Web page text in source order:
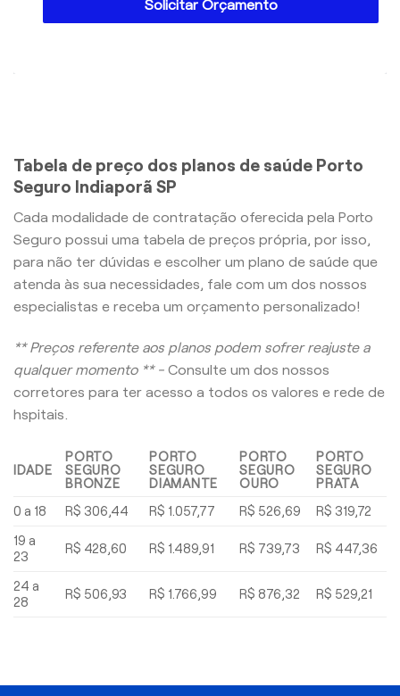
Solicitar Orçamento
Tabela de preço dos planos de saúde Porto
Seguro Indiaporã SP
Cada modalidade de contratação oferecida pela Porto
Seguro possui uma tabela de preços própria, por isso,
para não ter dúvidas e escolher um plano de saúde que
atenda às sua necessidades, fale com um dos nossos
especialistas e receba um orçamento personalizado!
** Preços referente aos planos podem sofrer reajuste a
qualquer momento ** - Consulte um dos nossos
corretores para ter acesso a todos os valores e rede de
hspitais.
IDADE
PORTO
SEGURO
BRONZE
PORTO
SEGURO
DIAMANTE
PORTO
SEGURO
OURO
PORTO
SEGURO
PRATA
0 a 18
R$ 306,44 R$ 1.057,77 R$ 526,69
R$ 319,72
19 a
23
R$ 428,60 R$ 1.489,91 R$ 739,73 R$ 447,36
24 a
28
R$ 506,93 R$ 1.766,99 R$ 876,32 R$ 529,21